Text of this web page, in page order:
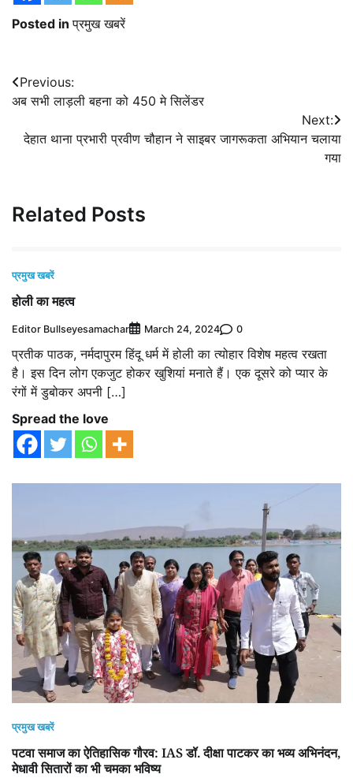
Posted inप्रमुख खबरें
Post
navigation
Previous:
अब सभी लाड़ली बहना को 450 मे सिलेंडर
Next:
देहात थाना प्रभारी प्रवीण चौहान ने साइबर जागरूकता अभियान चलाया
गया
Related Posts
प्रमुख खबरें
होली का महत्व
Editor Bullseyesamachar March 24, 2024 0
प्रतीक पाठक, नर्मदापुरम हिंदू धर्म में होली का त्योहार विशेष महत्व रखता
है। इस दिन लोग एकजुट होकर खुशियां मनाते हैं। एक दूसरे को प्यार के
रंगों में डुबोकर अपनी […]
Spread the love
प्रमुख खबरें
पटवा समाज का ऐतिहासिक गौरव: IAS डॉ. दीक्षा पाटकर का भव्य अभिनंदन,
मेधावी सितारों का भी चमका भविष्य